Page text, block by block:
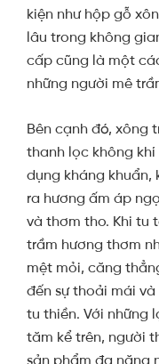
kiện như hộp gỗ
lâu trong không
cấp cũng là một
những người mê
Bên cạnh đó, xông
thanh lọc không
dụng kháng khuẩn,
ra hương ấm áp
và thơm tho. Khi tu
trầm hương thơm
mệt mỏi, căng
đến sự thoải mái
tu thiền. Với những
tăm kể trên, người
sản phẩm đa năng